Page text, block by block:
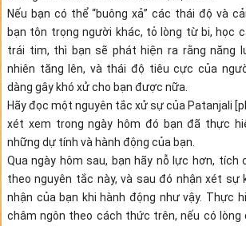
Nếu bạn có thể “buông xả” các thái độ và
bạn tôn trọng người khác, tỏ lòng từ bi, học
trái tim, thì bạn sẽ phát hiện ra rằng năng
nhiên tăng lên, và thái độ tiêu cực của
dàng gây khó xử cho bạn được nữa.
Hãy đọc một nguyên tắc xử sự của Patanjali
xét xem trong ngày hôm đó bạn đã thực
những dự tính và hành động của bạn.
Qua ngày hôm sau, bạn hãy nỗ lực hơn,
theo nguyên tắc này, và sau đó nhận xét sự
nhận của bạn khi hành động như vậy. Thực
châm ngôn theo cách thức trên, nếu có lòng